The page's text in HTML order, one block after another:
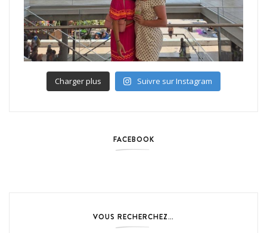
Charger plus Suivre sur Instagram
FACEBOOK
VOUS RECHERCHEZ…